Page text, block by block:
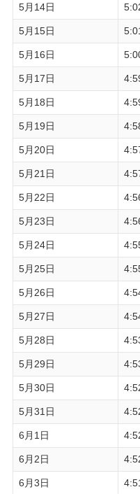
5月14日
5月15日
5月16日
5月17日
5月18日
5月19日
5月20日
5月21日
5月22日
5月23日
5月24日
5月25日
5月26日
5月27日
5月28日
5月29日
5月30日
5月31日
6月1日
6月2日
6月3日